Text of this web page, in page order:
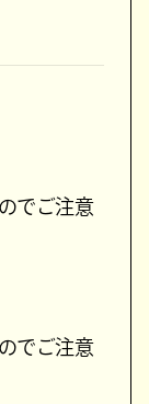
でご注意
でご注意